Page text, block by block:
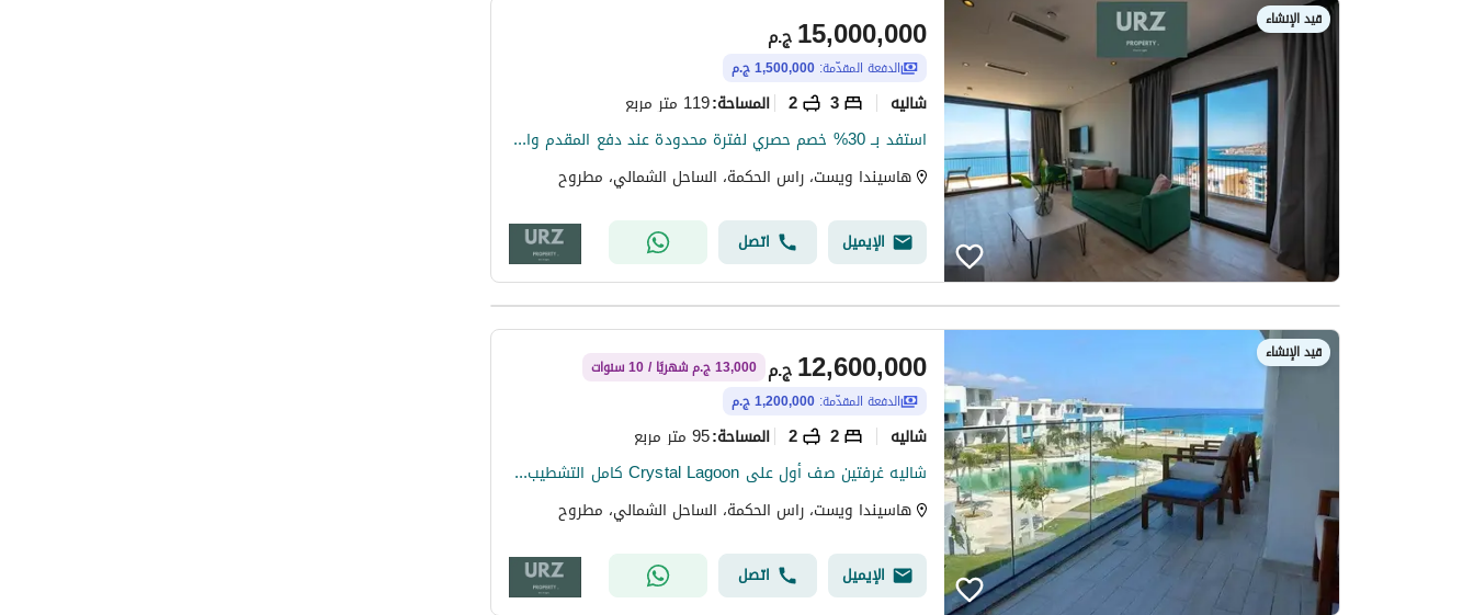
قيد الإنشاء
ج.م15,000,000
الدفعة المقدّمة: 1,500,000 ج.م
شاليه 3
2 المساحة:119 متر مربع
استفد بــ 30% خصم حصري لفترة محدودة عند دفع المقدم وامتلك شالية بتشطيب فاخر بالتكييفات في ارقي قرية بــ الساحل الشمالي بجوار ذا وتر واي و سول أعمار
هاسيندا ويست، راس الحكمة، الساحل الشمالي، مطروح
الإيميل اتصل
قيد الإنشاء
ج.م12,600,000
13,000 ج.م شهريًا / 10 سنوات
الدفعة المقدّمة: 1,200,000 ج.م
شاليه 2
2 المساحة:95 متر مربع
شاليه غرفتين صف أول على Crystal Lagoon كامل التشطيب بالتكيفات رؤيه واضحه للبحر للبيع أفضل موقع بـ الساحل الشمالى دقايق من جون سوديك مدن سولت سمر رمله
هاسيندا ويست، راس الحكمة، الساحل الشمالي، مطروح
الإيميل اتصل